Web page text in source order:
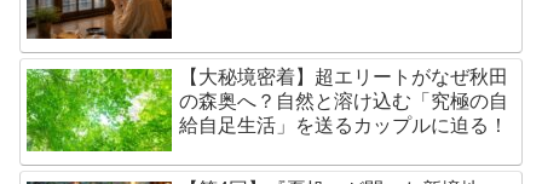
【大秘境密着】超エリートがなぜ秋田
の森奥へ？自然と溶け込む「究極の自
給自足生活」を送るカップルに迫る！